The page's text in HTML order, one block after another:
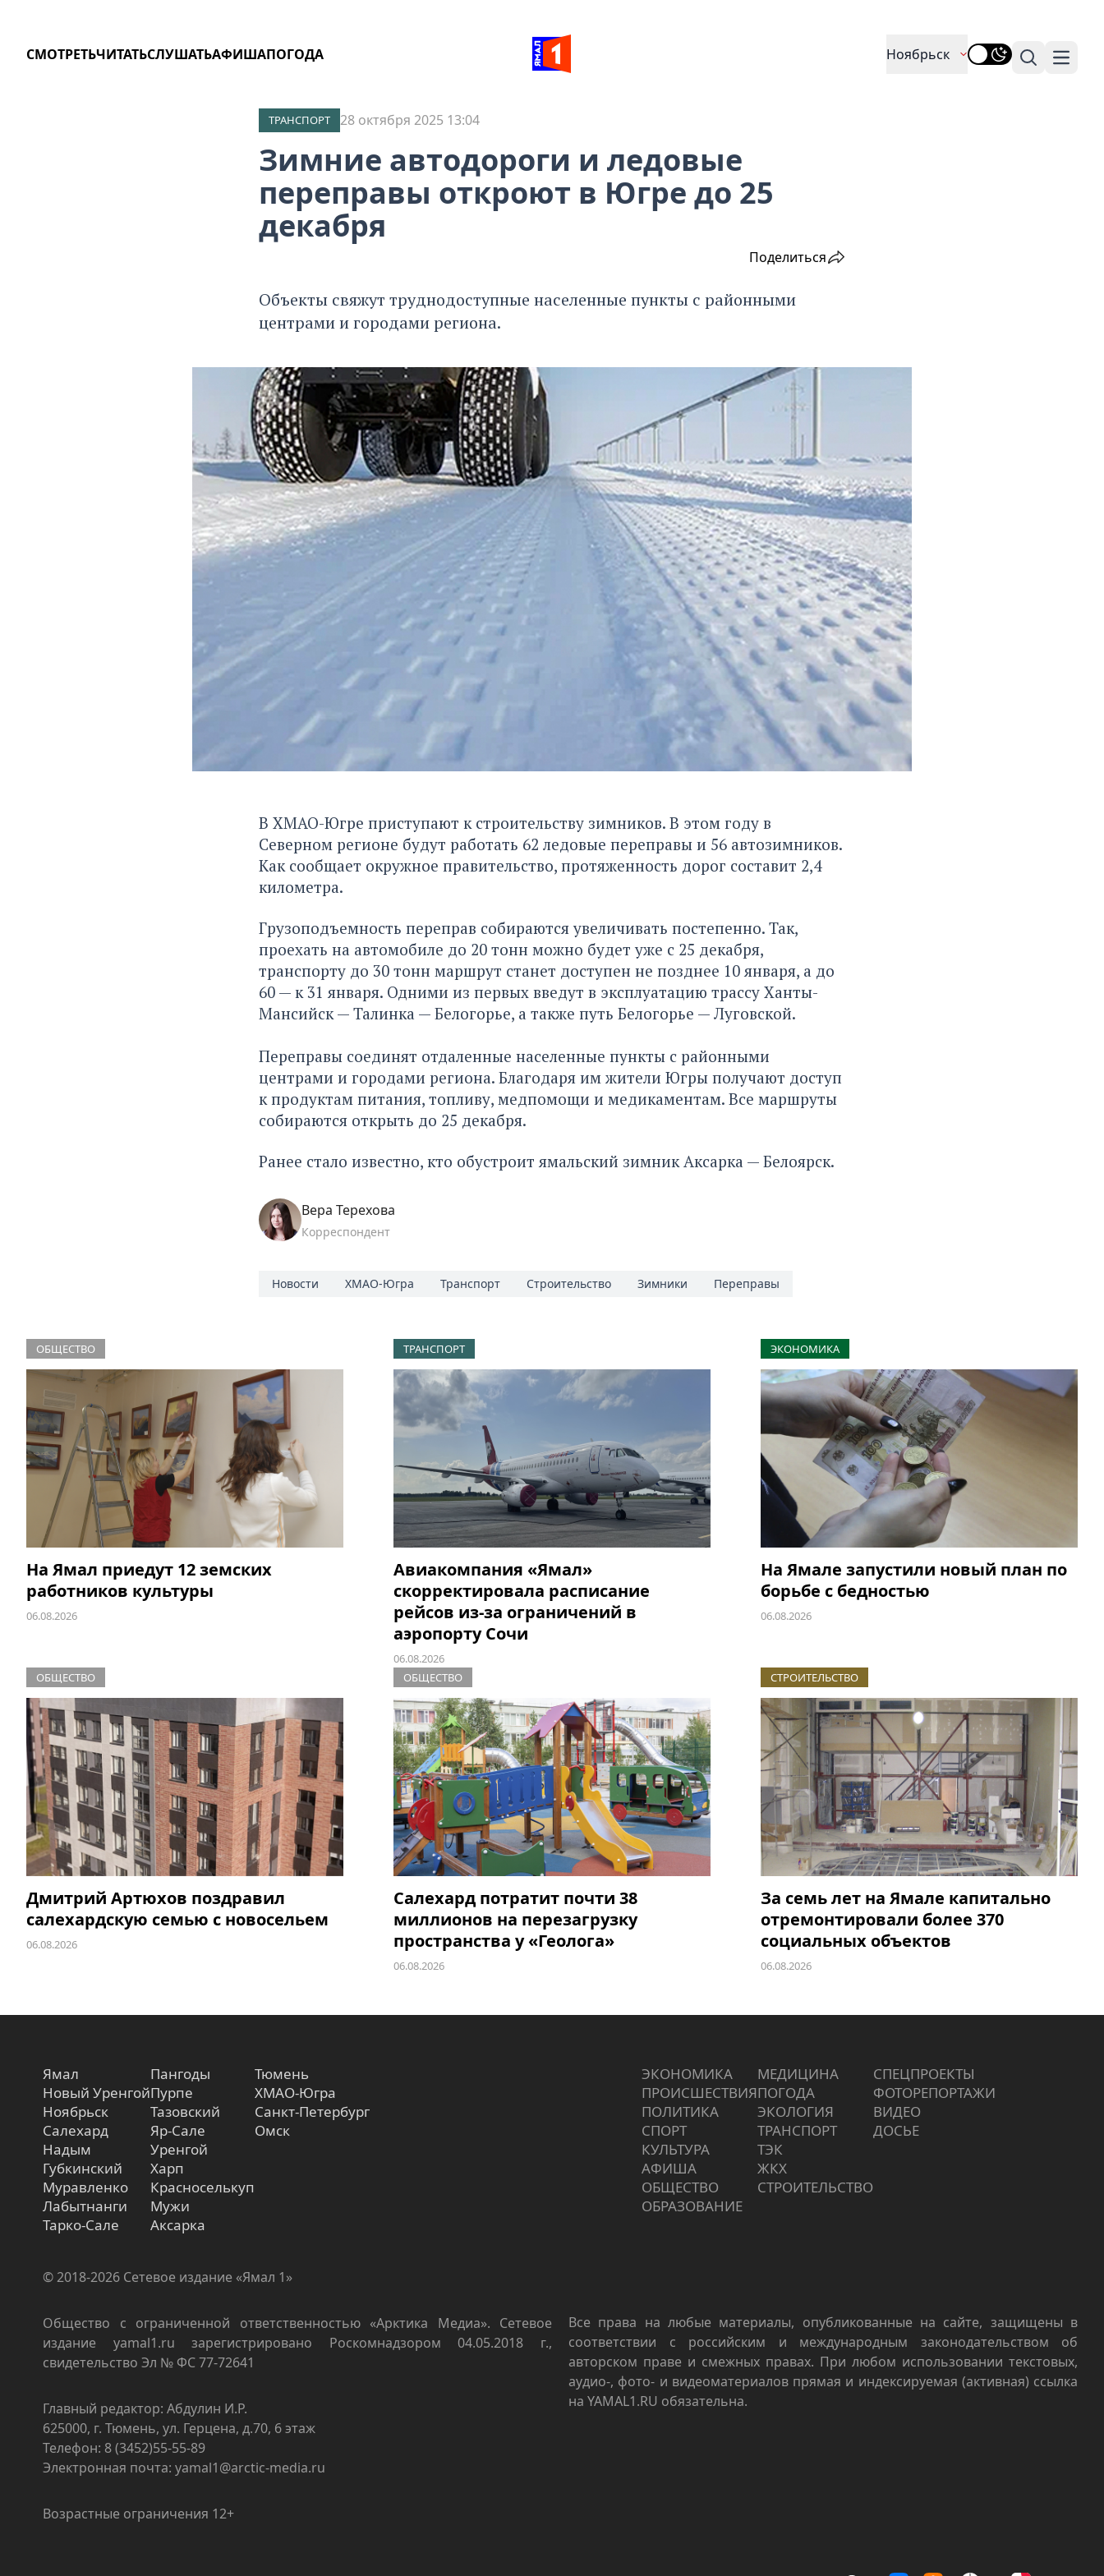
СМОТРЕТЬЧИТАТЬСЛУШАТЬАФИШАПОГОДА Ноябрьск
Поиск
ТРАНСПОРТ 28 октября 2025 13:04
Зимние автодороги и ледовые
переправы откроют в Югре до 25
декабря
Поделиться
Объекты свяжут труднодоступные населенные пункты с районными
центрами и городами региона.
В ХМАО-Югре приступают к строительству зимников. В этом году в
Северном регионе будут работать 62 ледовые переправы и 56 автозимников.
Как сообщает окружное правительство, протяженность дорог составит 2,4
километра.
Грузоподъемность переправ собираются увеличивать постепенно. Так,
проехать на автомобиле до 20 тонн можно будет уже с 25 декабря,
транспорту до 30 тонн маршрут станет доступен не позднее 10 января, а до
60 — к 31 января. Одними из первых введут в эксплуатацию трассу Ханты-
Мансийск — Талинка — Белогорье, а также путь Белогорье — Луговской.
Переправы соединят отдаленные населенные пункты с районными
центрами и городами региона. Благодаря им жители Югры получают доступ
к продуктам питания, топливу, медпомощи и медикаментам. Все маршруты
собираются открыть до 25 декабря.
Ранее стало известно, кто обустроит ямальский зимник Аксарка — Белоярск.
Вера Терехова
Корреспондент
Новости ХМАО-Югра Транспорт Строительство Зимники Переправы
ОБЩЕСТВО
На Ямал приедут 12 земских
работников культуры
06.08.2026
ТРАНСПОРТ
Авиакомпания «Ямал»
скорректировала расписание
рейсов из-за ограничений в
аэропорту Сочи
06.08.2026
ЭКОНОМИКА
На Ямале запустили новый план по
борьбе с бедностью
06.08.2026
ОБЩЕСТВО
Дмитрий Артюхов поздравил
салехардскую семью с новосельем
06.08.2026
ОБЩЕСТВО
Салехард потратит почти 38
миллионов на перезагрузку
пространства у «Геолога»
06.08.2026
СТРОИТЕЛЬСТВО
За семь лет на Ямале капитально
отремонтировали более 370
социальных объектов
06.08.2026
Ямал
Новый Уренгой
Ноябрьск
Салехард
Надым
Губкинский
Муравленко
Лабытнанги
Тарко-Сале
Пангоды
Пурпе
Тазовский
Яр-Сале
Уренгой
Харп
Красноселькуп
Мужи
Аксарка
Тюмень
ХМАО-Югра
Санкт-Петербург
Омск
ЭКОНОМИКА
ПРОИCШЕСТВИЯ
ПОЛИТИКА
СПОРТ
КУЛЬТУРА
АФИША
ОБЩЕСТВО
ОБРАЗОВАНИЕ
МЕДИЦИНА
ПОГОДА
ЭКОЛОГИЯ
ТРАНСПОРТ
ТЭК
ЖКХ
СТРОИТЕЛЬСТВО
СПЕЦПРОЕКТЫ
ФОТОРЕПОРТАЖИ
ВИДЕО
ДОСЬЕ
© 2018-2026 Сетевое издание «Ямал 1»
Общество с ограниченной ответственностью «Арктика Медиа». Сетевое
издание yamal1.ru зарегистрировано Роскомнадзором 04.05.2018 г.,
свидетельство Эл № ФС 77-72641
Главный редактор: Абдулин И.Р.
625000, г. Тюмень, ул. Герцена, д.70, 6 этаж
Телефон: 8 (3452)55-55-89
Электронная почта: yamal1@arctic-media.ru
Возрастные ограничения 12+
Все права на любые материалы, опубликованные на сайте, защищены в
соответствии с российским и международным законодательством об
авторском праве и смежных правах. При любом использовании текстовых,
аудио-, фото- и видеоматериалов прямая и индексируемая (активная) ссылка
на YAMAL1.RU обязательна.